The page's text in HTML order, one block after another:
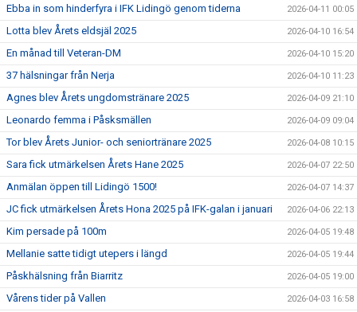
Ebba in som hinderfyra i IFK Lidingö genom tiderna 2026-04-11 00:05
Lotta blev Årets eldsjäl 2025 2026-04-10 16:54
En månad till Veteran-DM 2026-04-10 15:20
37 hälsningar från Nerja 2026-04-10 11:23
Agnes blev Årets ungdomstränare 2025 2026-04-09 21:10
Leonardo femma i Påsksmällen 2026-04-09 09:04
Tor blev Årets Junior- och seniortränare 2025 2026-04-08 10:15
Sara fick utmärkelsen Årets Hane 2025 2026-04-07 22:50
Anmälan öppen till Lidingö 1500! 2026-04-07 14:37
JC fick utmärkelsen Årets Hona 2025 på IFK-galan i januari 2026-04-06 22:13
Kim persade på 100m 2026-04-05 19:48
Mellanie satte tidigt utepers i längd 2026-04-05 19:44
Påskhälsning från Biarritz 2026-04-05 19:00
Vårens tider på Vallen 2026-04-03 16:58